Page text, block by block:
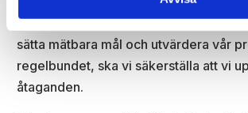
produkter och tjänster av högsta
sätta mätbara mål och utvärdera vår
regelbundet, ska vi säkerställa att vi
åtaganden.